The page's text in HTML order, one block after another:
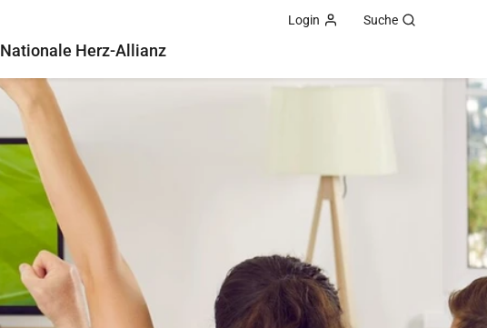
Nationale Herz-Allianz
Login Suche